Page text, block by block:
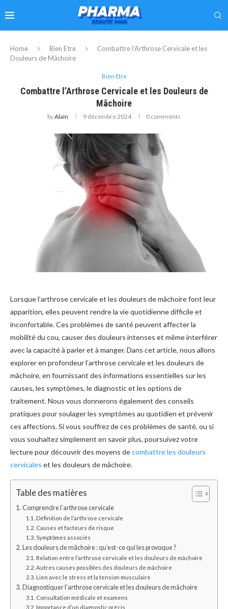
Home Bien Etre
Combattre l’Arthrose Cervicale et les
Douleurs de Mâchoire
Bien Etre
Combattre l’Arthrose Cervicale et les Douleurs de
Mâchoire
byAlain 9 décembre 2024 0 comments
Lorsque l’arthrose cervicale et les douleurs de mâchoire font leur
apparition, elles peuvent rendre la vie quotidienne difficile et
inconfortable. Ces problèmes de santé peuvent affecter la
mobilité du cou, causer des douleurs intenses et même interférer
avec la capacité à parler et à manger. Dans cet article, nous allons
explorer en profondeur l’arthrose cervicale et les douleurs de
mâchoire, en fournissant des informations essentielles sur les
causes, les symptômes, le diagnostic et les options de
traitement. Nous vous donnerons également des conseils
pratiques pour soulager les symptômes au quotidien et prévenir
ces affections. Si vous souffrez de ces problèmes de santé, ou si
vous souhaitez simplement en savoir plus, poursuivez votre
lecture pour découvrir des moyens decombattre les douleurs
cervicales et les douleurs de mâchoire.
Table des matières
Comprendre l’arthrose cervicale
Définition de l’arthrose cervicale
Causes et facteurs de risque
Symptômes associés
Les douleurs de mâchoire : qu’est-ce qui les provoque ?
Relation entre l’arthrose cervicale et les douleurs de mâchoire
Autres causes possibles des douleurs de mâchoire
Lien avec le stress et la tension musculaire
Diagnostiquer l’arthrose cervicale et les douleurs de mâchoire
Consultation médicale et examens
Importance d’un diagnostic précis